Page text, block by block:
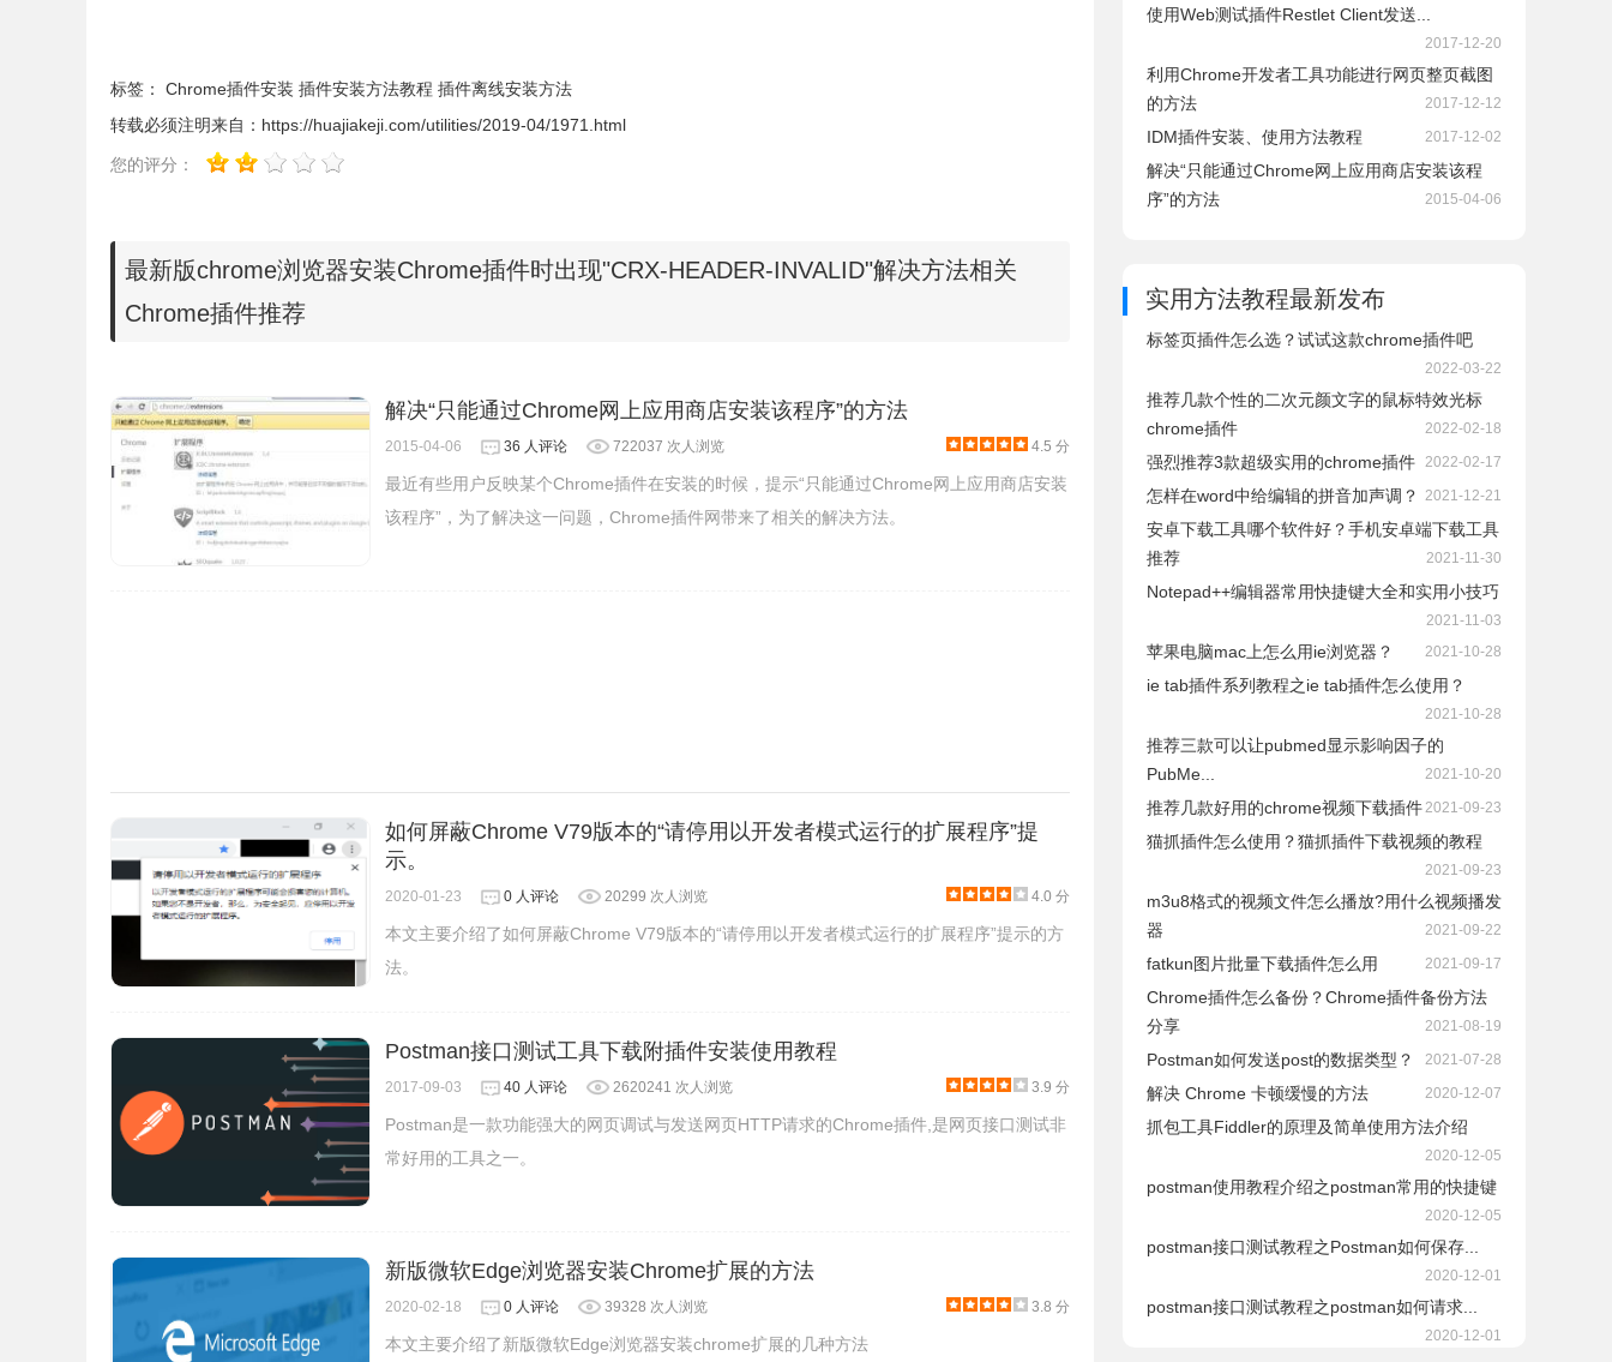
5.点击“加载已解压的扩展程序”
标签： Chrome插件安装 插件安装方法教程 插件离线安装方法
转载必须注明来自： https://huajiakeji.com/utilities/2019-04/1971.html
您的评分：
最新版chrome浏览器安装Chrome插件时出现"CRX-HEADER-INVALID"解决方法相关
Chrome插件推荐
解决“只能通过Chrome网上应用商店安装该程序”的方法
2015-04-06 36 人评论 722037 次人浏览 4.5 分
最近有些用户反映某个Chrome插件在安装的时候，提示“只能通过Chrome网上应用商店安装
该程序”，为了解决这一问题，Chrome插件网带来了相关的解决方法。
如何屏蔽Chrome V79版本的“请停用以开发者模式运行的扩展程序”提
示。
2020-01-23 0 人评论 20299 次人浏览 4.0 分
本文主要介绍了如何屏蔽Chrome V79版本的“请停用以开发者模式运行的扩展程序”提示的方
法。
Postman接口测试工具下载附插件安装使用教程
2017-09-03 40 人评论 2620241 次人浏览 3.9 分
Postman是一款功能强大的网页调试与发送网页HTTP请求的Chrome插件,是网页接口测试非
常好用的工具之一。
新版微软Edge浏览器安装Chrome扩展的方法
2020-02-18 0 人评论 39328 次人浏览 3.8 分
本文主要介绍了新版微软Edge浏览器安装chrome扩展的几种方法
使用Web测试插件Restlet Client发送...
2017-12-20
利用Chrome开发者工具功能进行网页整页截图
的方法
2017-12-12
IDM插件安装、使用方法教程 2017-12-02
解决“只能通过Chrome网上应用商店安装该程
序”的方法
2015-04-06
实用方法教程最新发布
标签页插件怎么选？试试这款chrome插件吧
2022-03-22
推荐几款个性的二次元颜文字的鼠标特效光标
chrome插件
2022-02-18
强烈推荐3款超级实用的chrome插件 2022-02-17
怎样在word中给编辑的拼音加声调？ 2021-12-21
安卓下载工具哪个软件好？手机安卓端下载工具
推荐
2021-11-30
Notepad++编辑器常用快捷键大全和实用小技巧
2021-11-03
苹果电脑mac上怎么用ie浏览器？ 2021-10-28
ie tab插件系列教程之ie tab插件怎么使用？
2021-10-28
推荐三款可以让pubmed显示影响因子的
PubMe...
2021-10-20
推荐几款好用的chrome视频下载插件2021-09-23
猫抓插件怎么使用？猫抓插件下载视频的教程
2021-09-23
m3u8格式的视频文件怎么播放?用什么视频播发
器
2021-09-22
fatkun图片批量下载插件怎么用 2021-09-17
Chrome插件怎么备份？Chrome插件备份方法
分享
2021-08-19
Postman如何发送post的数据类型？ 2021-07-28
解决 Chrome 卡顿缓慢的方法 2020-12-07
抓包工具Fiddler的原理及简单使用方法介绍
2020-12-05
postman使用教程介绍之postman常用的快捷键
2020-12-05
postman接口测试教程之Postman如何保存...
2020-12-01
postman接口测试教程之postman如何请求...
2020-12-01